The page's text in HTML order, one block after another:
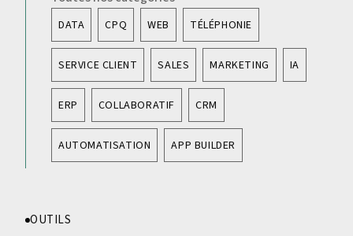
OUTILS
DATA CPQ WEB TÉLÉPHONIE
SERVICE CLIENT SALES MARKETING IA
ERP COLLABORATIF CRM
AUTOMATISATION APP BUILDER